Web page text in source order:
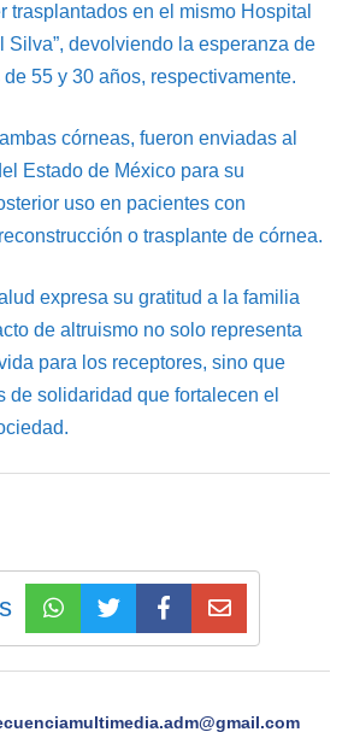
trasplantados en el mismo Hospital
Silva”, devolviendo la esperanza de
55 y 30 años, respectivamente.
córneas, fueron enviadas al
Estado de México para su
uso en pacientes con
o trasplante de córnea.
expresa su gratitud a la familia
de altruismo no solo representa
para los receptores, sino que
de solidaridad que fortalecen el